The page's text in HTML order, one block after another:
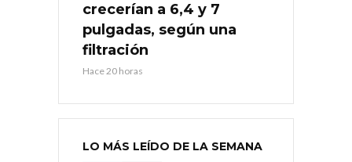
crecerían a 6,4 y 7
pulgadas, según una
filtración
Hace 20 horas
LO MÁS LEÍDO DE LA SEMANA